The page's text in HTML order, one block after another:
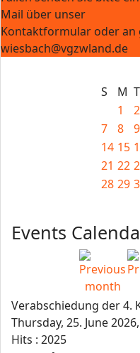
Mail über unser
Kontaktformular oder an
wiesbach@vgzwland.de
S M T
1
2
7
8 9
14 15
21 22
28 29
Events
Verabschiedung der 4.
Thursday, 25. June
Hits : 2025